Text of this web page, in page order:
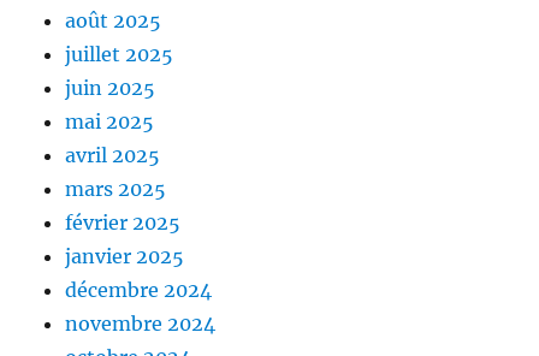
août 2025
juillet 2025
juin 2025
mai 2025
avril 2025
mars 2025
février 2025
janvier 2025
décembre 2024
novembre 2024